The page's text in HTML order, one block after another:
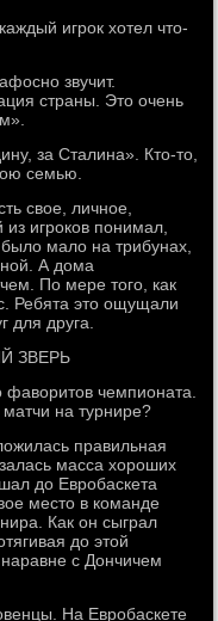
игрок хотел что-
звучит.
страны. Это очень
за Сталина». Кто-то,
семью.
свое, личное,
игроков понимал,
мало на трибунах,
А дома
По мере того, как
Ребята это ощущали
для друга.
ЗВЕРЬ
чемпионата.
матчи на турнире?
правильная
масса хороших
до Евробаскета
место в команде
Как он сыграл
до этой
с Дончичем
На Евробаскете